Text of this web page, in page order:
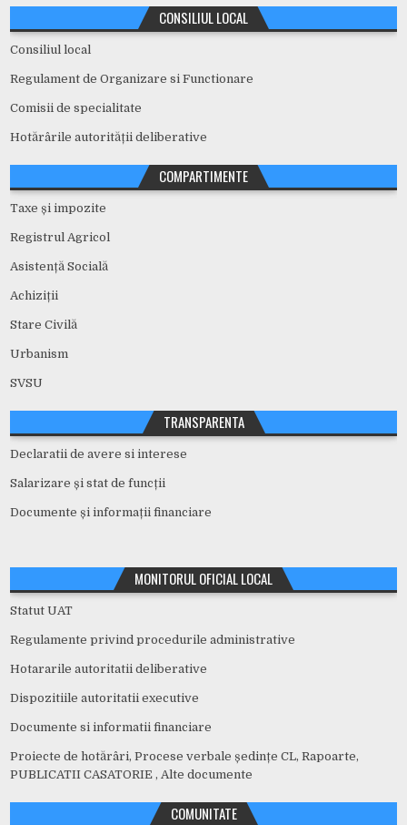
CONSILIUL LOCAL
Consiliul local
Regulament de Organizare si Functionare
Comisii de specialitate
Hotărârile autorității deliberative
COMPARTIMENTE
Taxe și impozite
Registrul Agricol
Asistență Socială
Achiziții
Stare Civilă
Urbanism
SVSU
TRANSPARENTA
Declaratii de avere si interese
Salarizare și stat de funcții
Documente și informații financiare
MONITORUL OFICIAL LOCAL
Statut UAT
Regulamente privind procedurile administrative
Hotararile autoritatii deliberative
Dispozitiile autoritatii executive
Documente si informatii financiare
Proiecte de hotărâri, Procese verbale ședințe CL, Rapoarte,
PUBLICATII CASATORIE , Alte documente
COMUNITATE